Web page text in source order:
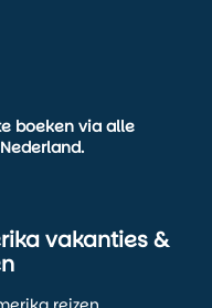
boeken via alle
vakanties &